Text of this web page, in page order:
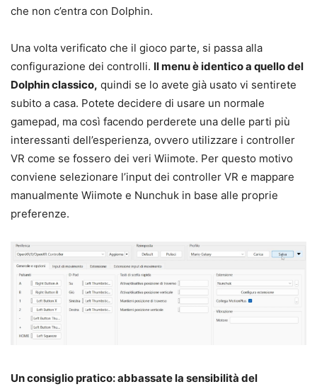
che non c’entra con Dolphin.
Una volta verificato che il gioco parte, si passa alla
configurazione dei controlli. Il menu è identico a quello del
Dolphin classico, quindi se lo avete già usato vi sentirete
subito a casa. Potete decidere di usare un normale
gamepad, ma così facendo perderete una delle parti più
interessanti dell’esperienza, ovvero utilizzare i controller
VR come se fossero dei veri Wiimote. Per questo motivo
conviene selezionare l’input dei controller VR e mappare
manualmente Wiimote e Nunchuk in base alle proprie
preferenze.
Un consiglio pratico: abbassate la sensibilità del